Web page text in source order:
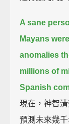
A sane
Mayans
anomalies
millions of
Spanish
現在，神智
預測未來幾